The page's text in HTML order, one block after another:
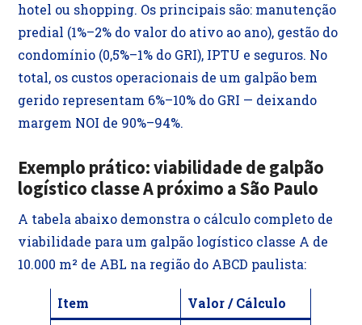
hotel ou shopping. Os principais são: manutenção
predial (1%–2% do valor do ativo ao ano), gestão do
condomínio (0,5%–1% do GRI), IPTU e seguros. No
total, os custos operacionais de um galpão bem
gerido representam 6%–10% do GRI — deixando
margem NOI de 90%–94%.
Exemplo prático: viabilidade de galpão
logístico classe A próximo a São Paulo
A tabela abaixo demonstra o cálculo completo de
viabilidade para um galpão logístico classe A de
10.000 m² de ABL na região do ABCD paulista:
Item
Valor / Cálculo